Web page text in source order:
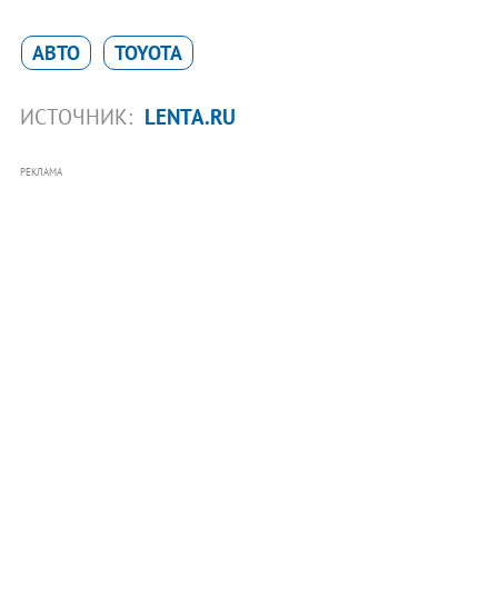
АВТО TOYOTA
ИСТОЧНИК: LENTA.RU
РЕКЛАМА